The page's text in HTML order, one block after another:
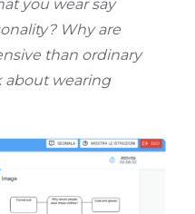
you wear say
Why are
than ordinary
about wearing